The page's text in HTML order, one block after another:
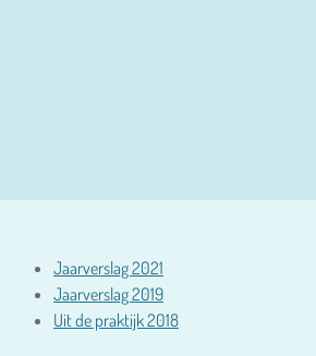
Jaarverslag 2021
Jaarverslag 2019
Uit de praktijk 2018